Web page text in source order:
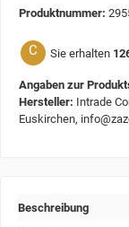
Produktnummer:
C Sie erhalten
Angaben zur
Hersteller: Intrade
Euskirchen,
Beschreibung